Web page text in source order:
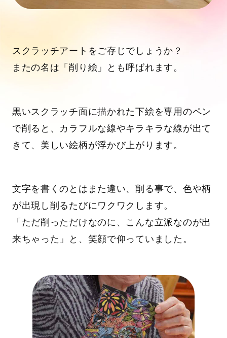
スクラッチアートをご存じでしょうか？
またの名は「削り絵」とも呼ばれます。
黒いスクラッチ面に描かれた下絵を専用のペン
で削ると、カラフルな線やキラキラな線が出て
きて、美しい絵柄が浮かび上がります。
文字を書くのとはまた違い、削る事で、色や柄
が出現し削るたびにワクワクします。
「ただ削っただけなのに、こんな立派なのが出
来ちゃった」と、笑顔で仰っていました。